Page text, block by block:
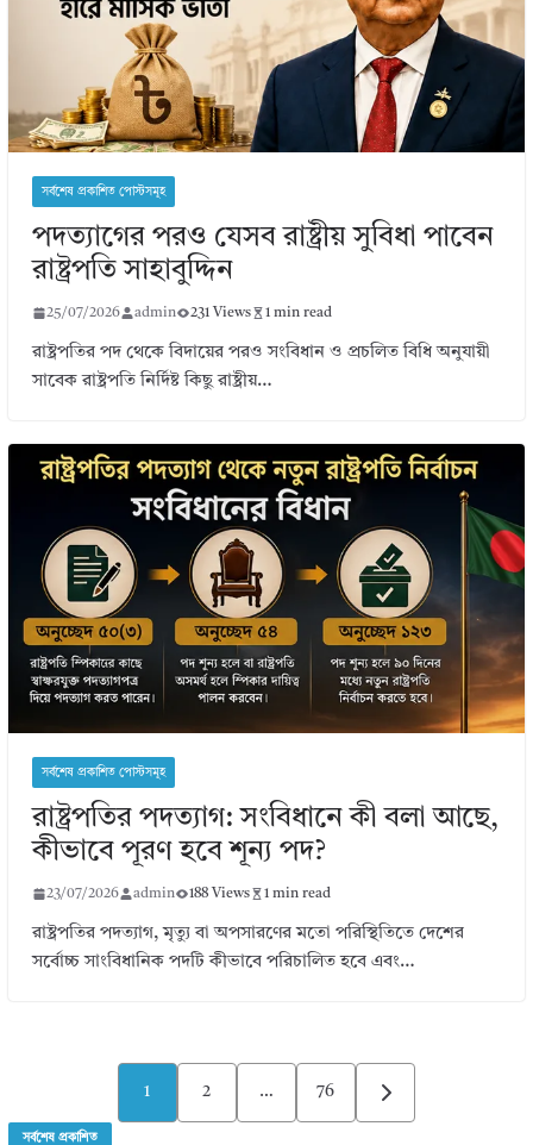
সর্বশেষ প্রকাশিত পোস্টসমূহ
পদত্যাগের পরও যেসব রাষ্ট্রীয় সুবিধা পাবেন
রাষ্ট্রপতি সাহাবুদ্দিন
25/07/2026 admin 231 Views 1 min read
রাষ্ট্রপতির পদ থেকে বিদায়ের পরও সংবিধান ও প্রচলিত বিধি অনুযায়ী
সাবেক রাষ্ট্রপতি নির্দিষ্ট কিছু রাষ্ট্রীয়…
সর্বশেষ প্রকাশিত পোস্টসমূহ
রাষ্ট্রপতির পদত্যাগ: সংবিধানে কী বলা আছে,
কীভাবে পূরণ হবে শূন্য পদ?
23/07/2026 admin 188 Views 1 min read
রাষ্ট্রপতির পদত্যাগ, মৃত্যু বা অপসারণের মতো পরিস্থিতিতে দেশের
সর্বোচ্চ সাংবিধানিক পদটি কীভাবে পরিচালিত হবে এবং…
1 2 … 76
সর্বশেষ প্রকাশিত